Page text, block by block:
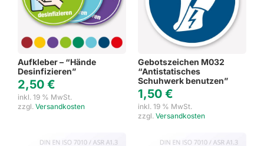
Aufkleber – “Hände
Desinfizieren”
2,50 €
inkl. 19 % MwSt.
zzgl. Versandkosten
Gebotszeichen M032
“Antistatisches
Schuhwerk benutzen”
1,50 €
inkl. 19 % MwSt.
zzgl. Versandkosten